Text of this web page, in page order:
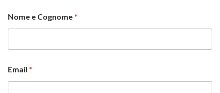
Nome e Cognome*
Email *